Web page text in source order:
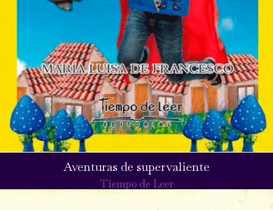
Aventuras de supervaliente
Tiempo de Leer